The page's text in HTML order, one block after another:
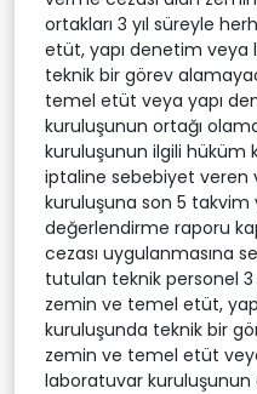
ortakları 3 yıl süreyle
etüt, yapı denetim veya
teknik bir görev
temel etüt veya yapı
kuruluşunun ortağı
kuruluşunun ilgili hüküm
iptaline sebebiyet
kuruluşuna son 5 takvim
değerlendirme raporu
cezası uygulanmasına
tutulan teknik personel 3
zemin ve temel etüt,
kuruluşunda teknik bir
zemin ve temel etüt
laboratuvar kuruluşunun